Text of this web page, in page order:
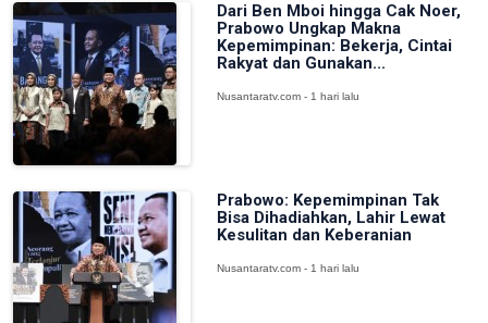
Dari Ben Mboi hingga Cak Noer,
Prabowo Ungkap Makna
Kepemimpinan: Bekerja, Cintai
Rakyat dan Gunakan...
Nusantaratv.com - 1 hari lalu
Prabowo: Kepemimpinan Tak
Bisa Dihadiahkan, Lahir Lewat
Kesulitan dan Keberanian
Nusantaratv.com - 1 hari lalu